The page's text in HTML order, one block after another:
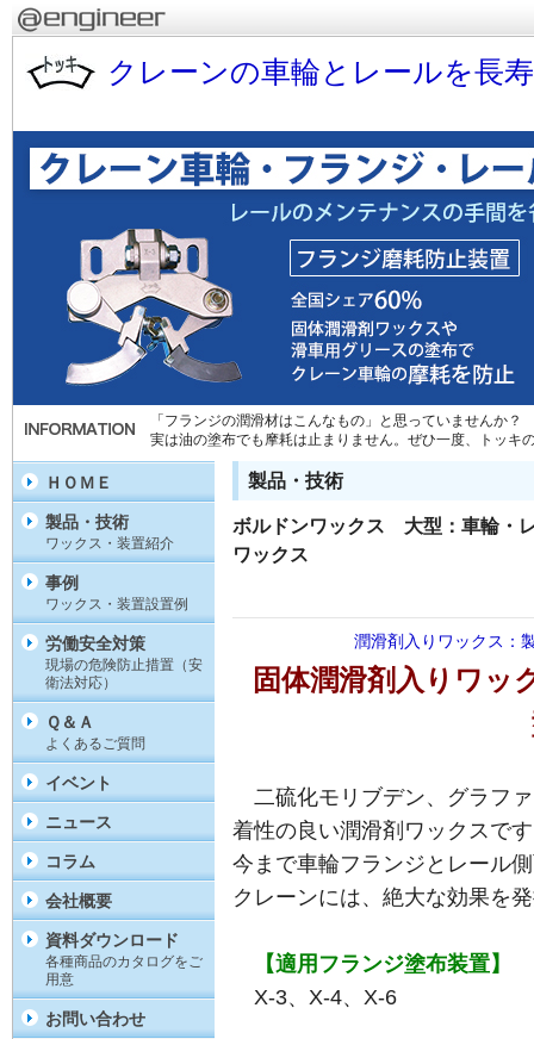
クレーンの車輪とレールを長
「フランジの潤滑材はこんなもの」と思っていませんか？
実は油の塗布でも摩耗は止まりません。ぜひ一度、トッキ
製品・技術
ボルドンワックス 大型：車輪・
ワックス
潤滑剤入りワックス：
固体潤滑剤入りワッ
二硫化モリブデン、グラフ
着性の良い潤滑剤ワックスで
今まで車輪フランジとレール
クレーンには、絶大な効果を
【適用フランジ塗布装置】
X-3、X-4、X-6
ＨＯＭＥ
製品・技術
ワックス・装置紹介
事例
ワックス・装置設置例
労働安全対策
現場の危険防止措置（安
衛法対応）
Ｑ＆Ａ
よくあるご質問
イベント
ニュース
コラム
会社概要
資料ダウンロード
各種商品のカタログをご
用意
お問い合わせ